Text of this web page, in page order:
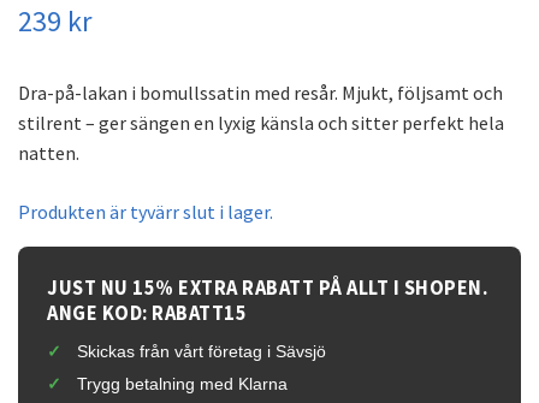
239 kr
Dra-på-lakan i bomullssatin med resår. Mjukt, följsamt och
stilrent – ger sängen en lyxig känsla och sitter perfekt hela
natten.
Produkten är tyvärr slut i lager.
JUST NU 15% EXTRA RABATT PÅ ALLT I SHOPEN.
ANGE KOD: RABATT15
Skickas från vårt företag i Sävsjö
Trygg betalning med Klarna